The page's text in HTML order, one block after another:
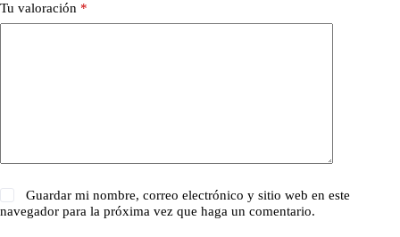
Tu valoración *
Guardar mi nombre, correo electrónico y sitio web en este
navegador para la próxima vez que haga un comentario.